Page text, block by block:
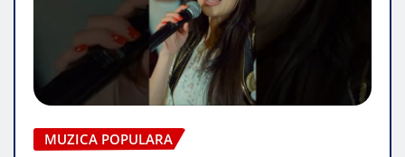
MUZICA POPULARA